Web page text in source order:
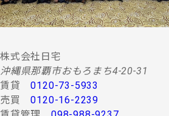
株式会社日宅
沖縄県那覇市おもろまち4-20-31
賃貸0120-73-5933
売買0120-16-2239